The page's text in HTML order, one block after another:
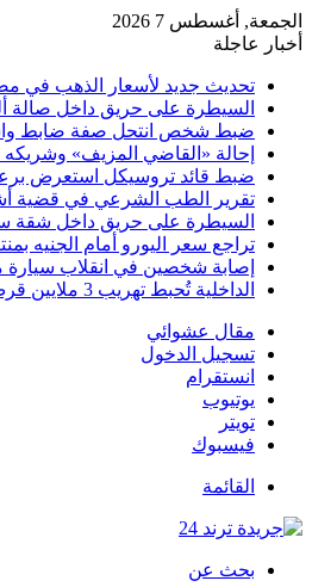
الجمعة, أغسطس 7 2026
أخبار عاجلة
تحديث جديد لأسعار الذهب في مصر اليوم
السيطرة على حريق داخل صالة
ضبط شخص انتحل صفة ضابط
إحالة «القاضي المزيف»
ضبط قائد تروسيكل استعرض
تقرير الطب الشرعي في قضية
السيطرة على حريق داخل شقة
تراجع سعر اليورو أمام الجنيه
إصابة شخصين في انقلاب سيارة
الداخلية تُحبط تهريب 3 ملايين قرص كبتاجون بقيمة 3 مليارات جنيه
مقال عشوائي
تسجيل الدخول
انستقرام
يوتيوب
تويتر
فيسبوك
القائمة
بحث عن